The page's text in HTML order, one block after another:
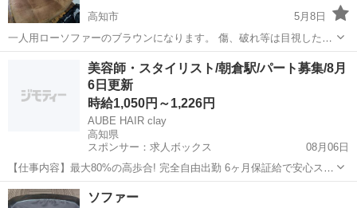
高知市
5月8日
一人用ローソファーのブラウンになります。 傷、破れ等は目視した限
りありませんが、多少の使用感はあります。 実際は、一人用だと少し
大きいので服をかけたりして荷物置きとして使用していました。 消毒
済みですが、気になる方はご遠慮く...
ソファ 一人
美容師・スタイリスト/朝倉駅/パート募集/8月
6日更新
時給1,050円～1,226円
AUBE HAIR clay
高知県
スポンサー：求人ボックス
08月06日
【仕事内容】最大80%の高歩合! 完全自由出勤 6ヶ月保証給で安心スタ
ート <募集職種> 美容師 <仕事内容> サロン内業務全般 希望や適性に
応じて、 店舗運営・スタッフ管理などの マネジメント業務にも携われ
アルバイト・パート
ソファー